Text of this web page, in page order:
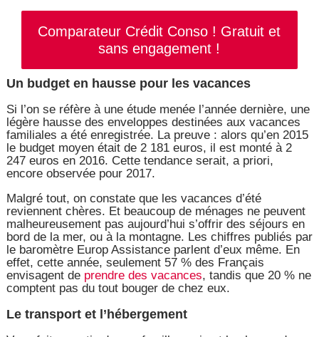
Comparateur Crédit Conso ! Gratuit et
sans engagement !
Un budget en hausse pour les vacances
Si l’on se réfère à une étude menée l’année dernière, une
légère hausse des enveloppes destinées aux vacances
familiales a été enregistrée. La preuve : alors qu’en 2015
le budget moyen était de 2 181 euros, il est monté à 2
247 euros en 2016. Cette tendance serait, a priori,
encore observée pour 2017.
Malgré tout, on constate que les vacances d’été
reviennent chères. Et beaucoup de ménages ne peuvent
malheureusement pas aujourd’hui s’offrir des séjours en
bord de la mer, ou à la montagne. Les chiffres publiés par
le baromètre Europ Assistance parlent d’eux même. En
effet, cette année, seulement 57 % des Français
envisagent de prendre des vacances, tandis que 20 % ne
comptent pas du tout bouger de chez eux.
Le transport et l’hébergement